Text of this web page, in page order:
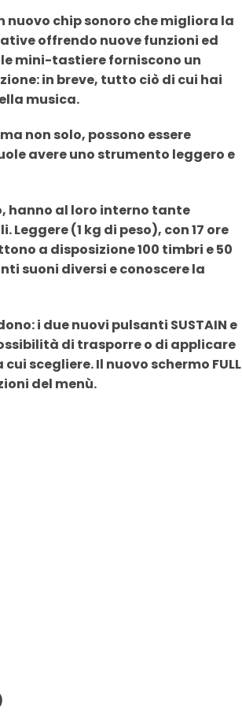
nuovo chip sonoro che migliora la
offrendo nuove funzioni ed
mini-tastiere forniscono un
in breve, tutto ciò di cui hai
musica.
non solo, possono essere
avere uno strumento leggero e
hanno al loro interno tante
(1 kg di peso), con 17 ore
a disposizione 100 timbri e 50
suoni diversi e conoscere la
i due nuovi pulsanti SUSTAIN e
di trasporre o di applicare
scegliere. Il nuovo schermo FULL
del menù.